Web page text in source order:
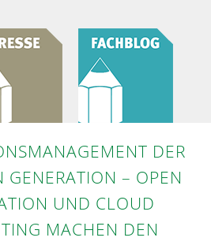
DER
GENERATION – OPEN
UND CLOUD
MACHEN DEN